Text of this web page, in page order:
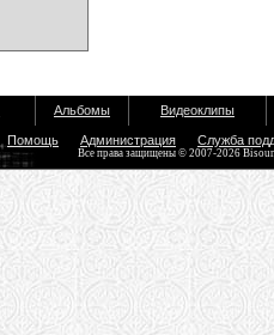
Альбомы Видеоклипы
Помощь Администрация Служба
Все права защищены © 2007-2026